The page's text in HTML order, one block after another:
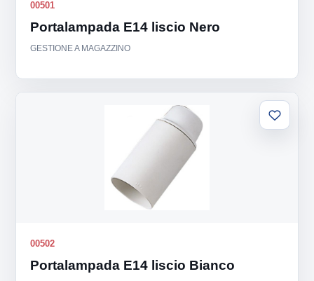
00501
Portalampada E14 liscio Nero
GESTIONE A MAGAZZINO
00502
Portalampada E14 liscio Bianco
Aggiungi
alla